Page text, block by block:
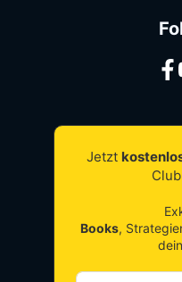
Jetzt
Club
Books,